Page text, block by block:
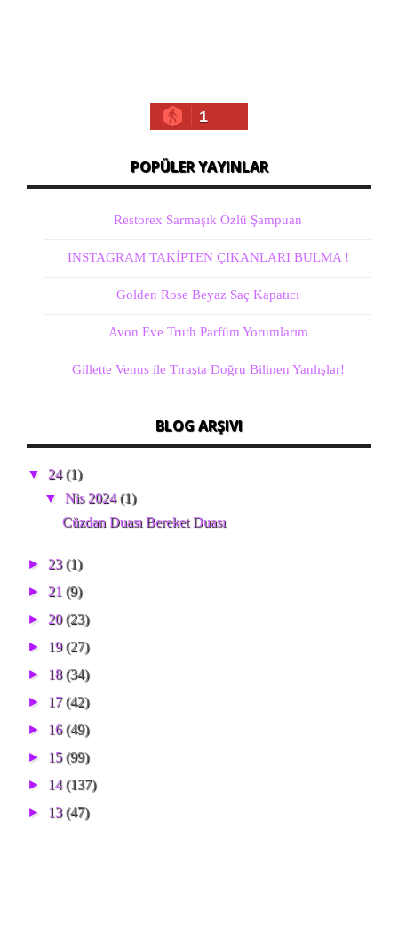
1
POPÜLER YAYINLAR
Restorex Sarmaşık Özlü Şampuan
INSTAGRAM TAKİPTEN ÇIKANLARI BULMA !
Golden Rose Beyaz Saç Kapatıcı
Avon Eve Truth Parfüm Yorumlarım
Gillette Venus ile Tıraşta Doğru Bilinen Yanlışlar!
BLOG ARŞIVI
▼ 24(1)
▼Nis 2024(1)
Cüzdan Duası Bereket Duası
► 23(1)
► 21 (9)
► 20(23)
► 19(27)
► 18(34)
► 17(42)
► 16(49)
► 15(99)
► 14(137)
► 13(47)